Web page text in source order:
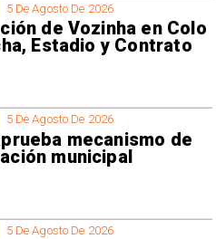
5 De Agosto De 2026
de Vozinha en Colo
Estadio y Contrato
5 De Agosto De 2026
mecanismo de
municipal
5 De Agosto De 2026